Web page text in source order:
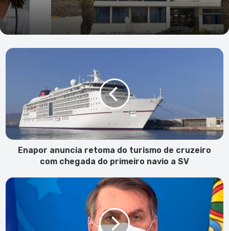
Enapor
cruzeiro
com
chegada
a
Enapor anuncia retoma do turismo de cruzeiro
com chegada do primeiro navio a SV
Relatório
Covid: